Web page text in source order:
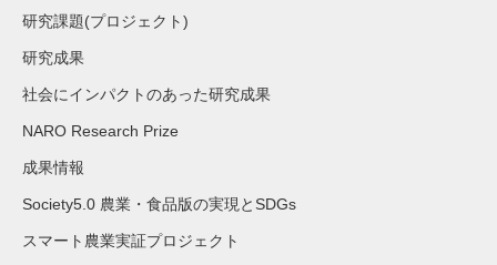
研究課題(プロジェクト)
研究成果
社会にインパクトのあった研究成果
NARO Research Prize
成果情報
Society5.0 農業・食品版の実現とSDGs
スマート農業実証プロジェクト